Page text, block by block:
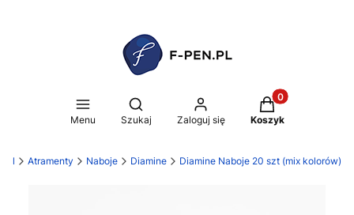
Menu
Otwórz wyszukiwarkę
Szukaj Zaloguj się
Produkty w
Koszyk
Atramenty Naboje Diamine Diamine Naboje 20 szt (mix kolorów)